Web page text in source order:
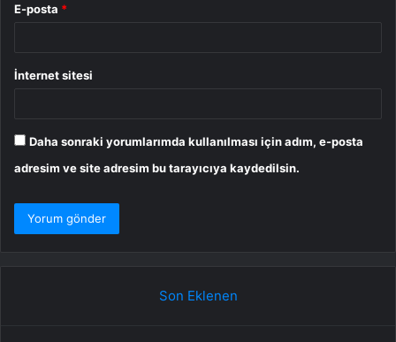
E-posta *
İnternet sitesi
Daha sonraki yorumlarımda kullanılması için adım, e-posta
adresim ve site adresim bu tarayıcıya kaydedilsin.
Son Eklenen